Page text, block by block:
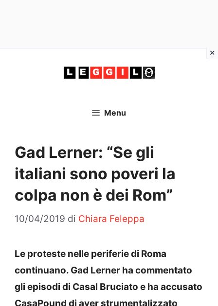
Menu
Gad Lerner: “Se gli
italiani sono poveri la
colpa non è dei Rom”
10/04/2019 di Chiara Feleppa
Le proteste nelle periferie di Roma
continuano. Gad Lerner ha commentato
gli episodi di Casal Bruciato e ha accusato
CasaPound di aver strumentalizzato